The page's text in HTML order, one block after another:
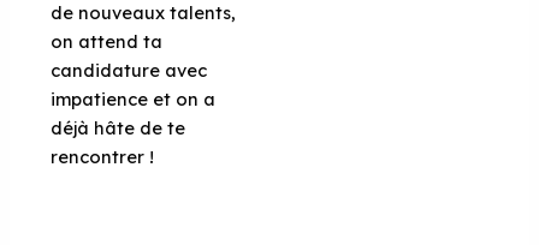
de nouveaux talents,
on attend ta
candidature avec
impatience et on a
déjà hâte de te
rencontrer !